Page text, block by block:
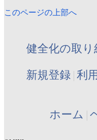
このページの上部へ
健全化の取り
新規登録 利
ホーム